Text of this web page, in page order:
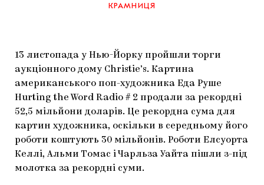
КОЛЕКЦІЇ
ГАЛЕРЕЇ
АРТЦЕНТРИ
КОНСПЕКТИ
КНИЖКИ І ЖУРНАЛИ
ЗАПАЛЕННЯ
ЯК ПІДТРИМУВАТИ УКРАЇНСЬКЕ МИСТЕЦТВО
МАРІУПОЛЬСЬКІ МАРГІНАЛІЇ
CARPATHIAN CULT ПРО РІЗДВЯНІ СВЯТА
КРАМНИЦЯ
КРАМНИЦЯ
13 листопада у Нью-Йорку пройшли торги
аукціонного дому Christie’s. Картина
американського поп-художника Еда Руше
Hurting the Word Radio # 2 продали за рекордні
52,5 мільйони доларів. Це рекордна сума для
картин художника, оскільки в середньому його
роботи коштують 30 мільйонів. Роботи Елсуорта
Келлі, Альми Томас і Чарльза Уайта пішли з-під
молотка за рекордні суми.